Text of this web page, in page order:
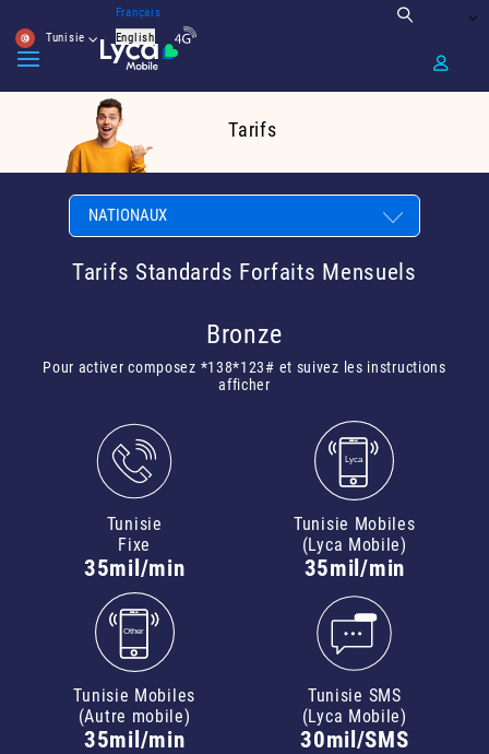
Tunisie
Français
English
Tarifs
Tarifs Standards Forfaits Mensuels
Bronze
Pour activer composez *138*123# et suivez les instructions
afficher
Tunisie
Fixe
35mil/min
Tunisie Mobiles
(Lyca Mobile)
35mil/min
Tunisie Mobiles
(Autre mobile)
35mil/min
Tunisie SMS
(Lyca Mobile)
30mil/SMS